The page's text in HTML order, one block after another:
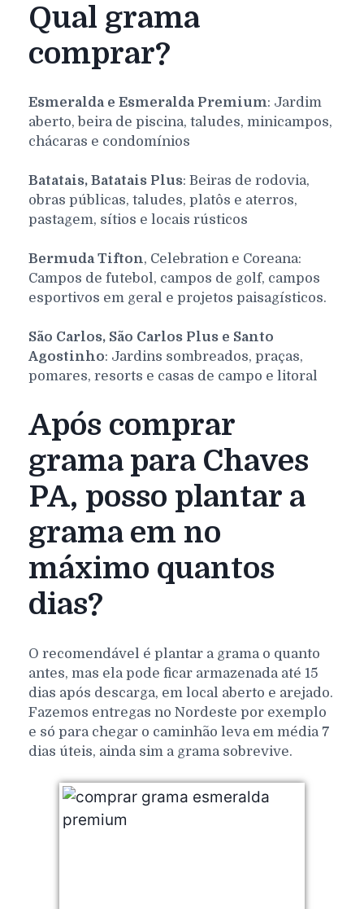
Qual grama
comprar?
Esmeralda e Esmeralda Premium: Jardim
aberto, beira de piscina, taludes, minicampos,
chácaras e condomínios
Batatais, Batatais Plus: Beiras de rodovia,
obras públicas, taludes, platôs e aterros,
pastagem, sítios e locais rústicos
Bermuda Tifton, Celebration e Coreana:
Campos de futebol, campos de golf, campos
esportivos em geral e projetos paisagísticos.
São Carlos, São Carlos Plus e Santo
Agostinho: Jardins sombreados, praças,
pomares, resorts e casas de campo e litoral
Após comprar
grama para Chaves
PA, posso plantar a
grama em no
máximo quantos
dias?
O recomendável é plantar a grama o quanto
antes, mas ela pode ficar armazenada até 15
dias após descarga, em local aberto e arejado.
Fazemos entregas no Nordeste por exemplo
e só para chegar o caminhão leva em média 7
dias úteis, ainda sim a grama sobrevive.